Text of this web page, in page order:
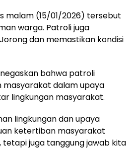
malam (15/01/2026) tersebut
warga. Patroli juga
dan memastikan kondisi
bahwa patroli
masyarakat dalam upaya
lingkungan masyarakat.
lingkungan dan upaya
ketertiban masyarakat
juga tanggung jawab kita